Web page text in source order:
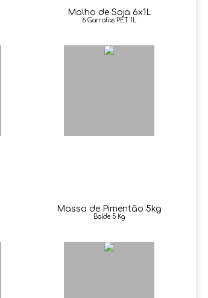
Molho de Soja 6x1L
6 Garrafas PET 1L
Massa de Pimentão 5kg
Balde 5 Kg